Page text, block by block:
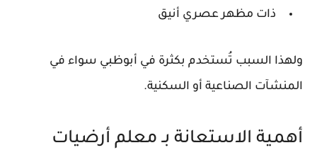
ذات مظهر عصري أنيق
ولهذا السبب تُستخدم بكثرة في أبوظبي سواء في
المنشآت الصناعية أو السكنية.
أهمية الاستعانة بـ معلم أرضيات